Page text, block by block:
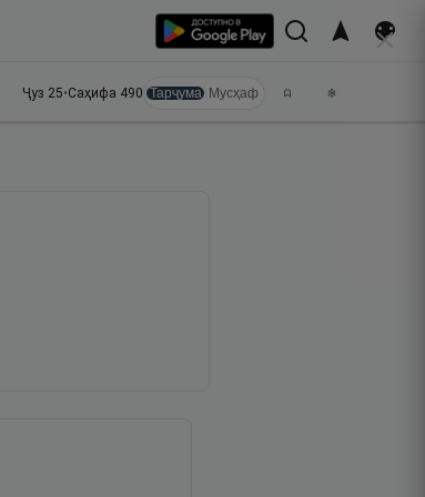
Ҷуз 25•Саҳифа 490 Тарҷума Мусҳаф